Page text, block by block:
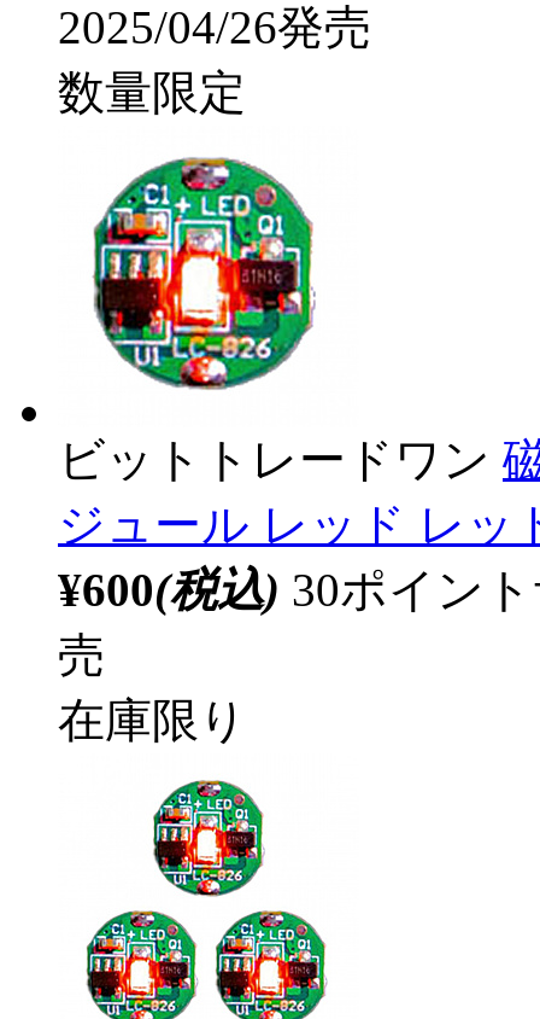
2025/04/26発売
数量限定
ビットトレードワン
ジュール レッド レッ
¥600(税込) 30ポイン
売
在庫限り